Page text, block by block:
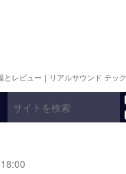
レビュー｜リアルサウンド テック